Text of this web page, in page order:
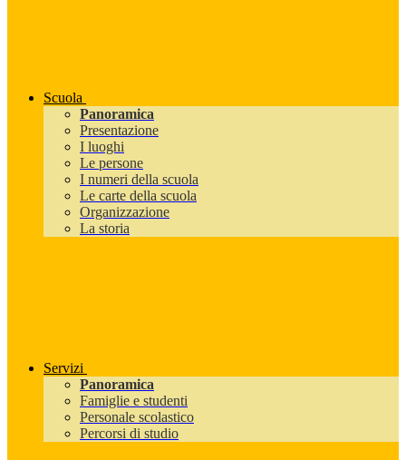
Scuola
Panoramica
Presentazione
I luoghi
Le persone
I numeri della scuola
Le carte della scuola
Organizzazione
La storia
Servizi
Panoramica
Famiglie e studenti
Personale scolastico
Percorsi di studio